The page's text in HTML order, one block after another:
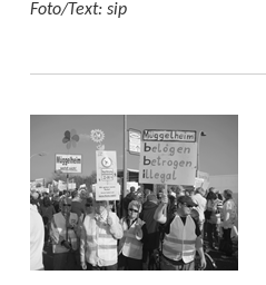
Foto/Text: sip